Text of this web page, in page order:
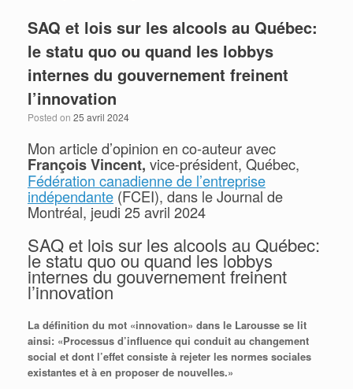
SAQ et lois sur les alcools au Québec:
le statu quo ou quand les lobbys
internes du gouvernement freinent
l’innovation
Posted on 25 avril 2024
Mon article d’opinion en co-auteur avec
François Vincent, vice-président, Québec,
Fédération canadienne de l’entreprise
indépendante (FCEI), dans le Journal de
Montréal, jeudi 25 avril 2024
SAQ et lois sur les alcools au Québec:
le statu quo ou quand les lobbys
internes du gouvernement freinent
l’innovation
La définition du mot «innovation» dans le Larousse se lit
ainsi: «Processus d’influence qui conduit au changement
social et dont l’effet consiste à rejeter les normes sociales
existantes et à en proposer de nouvelles.»